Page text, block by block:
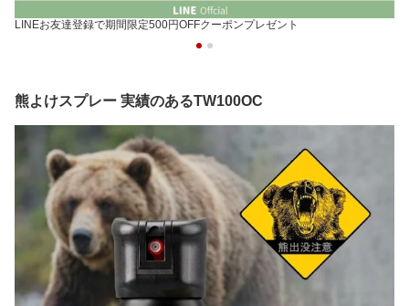
LINEお友達登録で期間限定500円OFFクーポンプレゼント
熊よけスプレー 実績のあるTW100OC